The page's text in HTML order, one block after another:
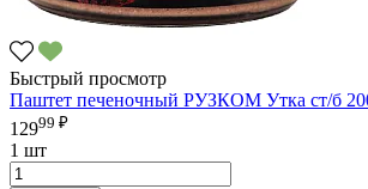
Быстрый просмотр
Паштет печеночный РУЗКОМ Утка ст/б
12999 ₽
1 шт